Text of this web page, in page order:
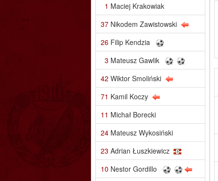
1 Maciej Krakowiak
37 Nikodem Zawistowski
26 Filip Kendzia
3 Mateusz Gawlik
42 Wiktor Smoliński
71 Kamil Koczy
11 Michał Borecki
24 Mateusz Wykosiński
23 Adrian Łuszkiewicz
10 Nestor Gordillo